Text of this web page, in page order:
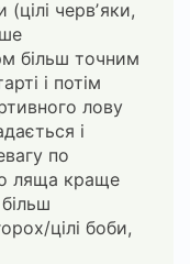
червʼяки,
більш точним
і потім
лову
і
по
ляща краще
цілі боби,